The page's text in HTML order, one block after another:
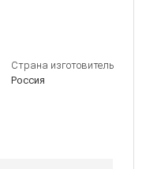
Страна изготовитель
Россия